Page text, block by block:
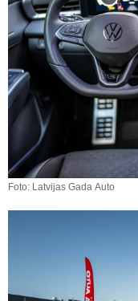
Foto: Latvijas Gada Auto